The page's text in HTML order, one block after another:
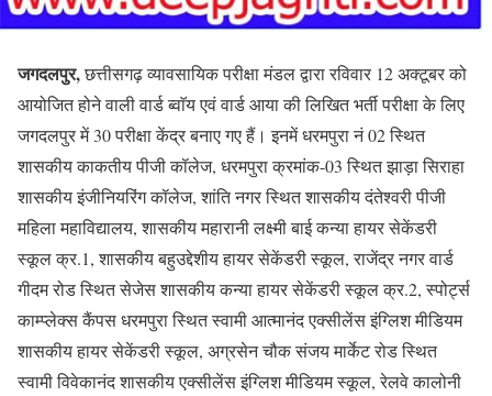
जगदलपुर,छत्तीसगढ़ व्यावसायिक परीक्षा मंडल द्वारा रविवार 12 अक्टूबर को
आयोजित होने वाली वार्ड ब्वाॅय एवं वार्ड आया की लिखित भर्ती परीक्षा के लिए
जगदलपुर में 30 परीक्षा केंद्र बनाए गए हैं। इनमें धरमपुरा नं 02 स्थित
शासकीय काकतीय पीजी कॉलेज, धरमपुरा क्रमांक-03 स्थित झाड़ा सिराहा
शासकीय इंजीनियरिंग कॉलेज, शांति नगर स्थित शासकीय दंतेश्वरी पीजी
महिला महाविद्यालय, शासकीय महारानी लक्ष्मी बाई कन्या हायर सेकेंडरी
स्कूल क्र.1, शासकीय बहुउद्देशीय हायर सेकेंडरी स्कूल, राजेंद्र नगर वार्ड
गीदम रोड स्थित सेजेस शासकीय कन्या हायर सेकेंडरी स्कूल क्र.2, स्पोर्ट्स
काम्प्लेक्स कैंपस धरमपुरा स्थित स्वामी आत्मानंद एक्सीलेंस इंग्लिश मीडियम
शासकीय हायर सेकेंडरी स्कूल, अग्रसेन चौक संजय मार्केट रोड स्थित
स्वामी विवेकानंद शासकीय एक्सीलेंस इंग्लिश मीडियम स्कूल, रेलवे कालोनी